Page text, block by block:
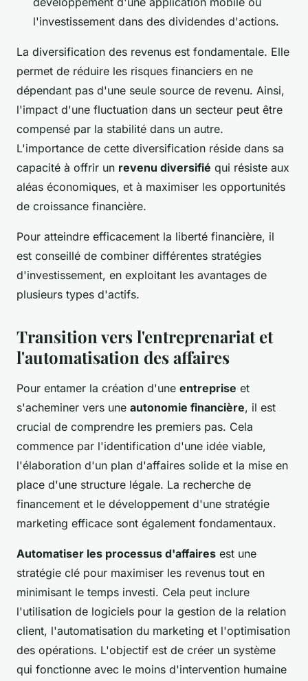
l'investissement dans des dividendes d'actions.
La diversification des revenus est fondamentale. Elle
permet de réduire les risques financiers en ne
dépendant pas d'une seule source de revenu. Ainsi,
l'impact d'une fluctuation dans un secteur peut être
compensé par la stabilité dans un autre.
L'importance de cette diversification réside dans sa
capacité à offrir un revenu diversifié qui résiste aux
aléas économiques, et à maximiser les opportunités
de croissance financière.
Pour atteindre efficacement la liberté financière, il
est conseillé de combiner différentes stratégies
d'investissement, en exploitant les avantages de
plusieurs types d'actifs.
Transition vers l'entreprenariat et
l'automatisation des affaires
Pour entamer la création d'une entreprise et
s'acheminer vers une autonomie financière, il est
crucial de comprendre les premiers pas. Cela
commence par l'identification d'une idée viable,
l'élaboration d'un plan d'affaires solide et la mise en
place d'une structure légale. La recherche de
financement et le développement d'une stratégie
marketing efficace sont également fondamentaux.
Automatiser les processus d'affaires est une
stratégie clé pour maximiser les revenus tout en
minimisant le temps investi. Cela peut inclure
l'utilisation de logiciels pour la gestion de la relation
client, l'automatisation du marketing et l'optimisation
des opérations. L'objectif est de créer un système
qui fonctionne avec le moins d'intervention humaine